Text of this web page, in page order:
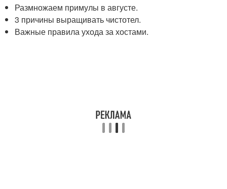
Размножаем примулы в августе.
3 причины выращивать чистотел.
Важные правила ухода за хостами.